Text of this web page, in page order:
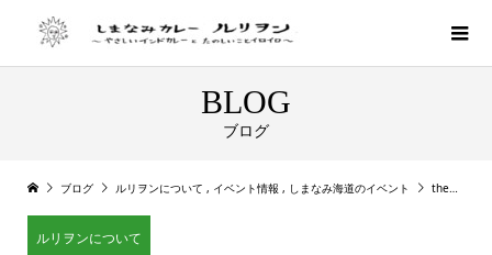
BLOG
ブログ
ブログ ルリヲンについて , イベント情報 , しまなみ海道のイベント the下見
ルリヲンについて